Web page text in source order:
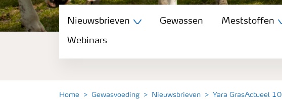
Nieuwsbrieven
Gewassen
Nieuwsbrieven Gewassen Meststoffen
Webinars
Home Gewasvoeding Nieuwsbrieven Yara GrasActueel 10